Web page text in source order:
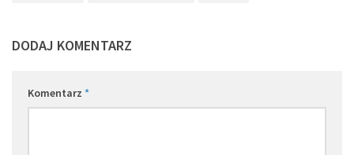
DODAJ KOMENTARZ
Komentarz *